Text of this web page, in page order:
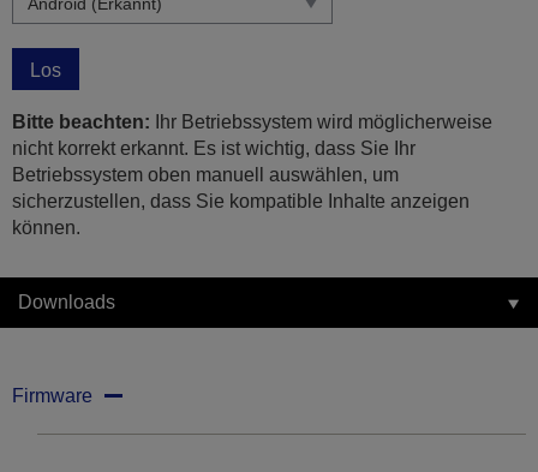
Los
Bitte beachten: Ihr Betriebssystem wird möglicherweise
nicht korrekt erkannt. Es ist wichtig, dass Sie Ihr
Betriebssystem oben manuell auswählen, um
sicherzustellen, dass Sie kompatible Inhalte anzeigen
können.
Downloads
Firmware